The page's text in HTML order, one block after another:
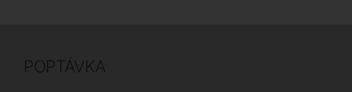
POPTÁVKA